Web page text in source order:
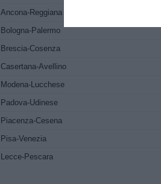
Ancona-Reggiana
Bologna-Palermo
Brescia-Cosenza
Casertana-Avellino
Modena-Lucchese
Padova-Udinese
Piacenza-Cesena
Pisa-Venezia
Lecce-Pescara